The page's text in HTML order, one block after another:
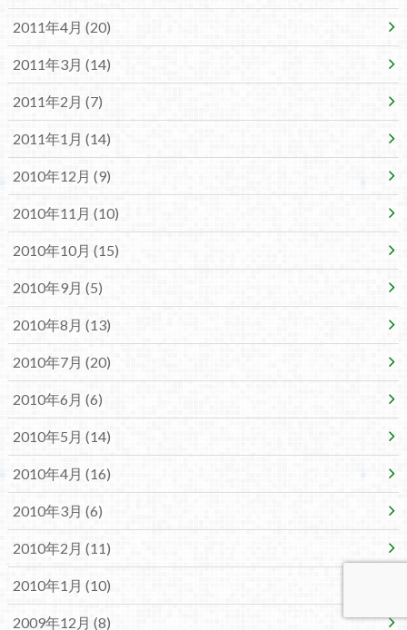
2011年4月 (20)
2011年3月 (14)
2011年2月 (7)
2011年1月 (14)
2010年12月 (9)
2010年11月 (10)
2010年10月 (15)
2010年9月 (5)
2010年8月 (13)
2010年7月 (20)
2010年6月 (6)
2010年5月 (14)
2010年4月 (16)
2010年3月 (6)
2010年2月 (11)
2010年1月 (10)
2009年12月 (8)